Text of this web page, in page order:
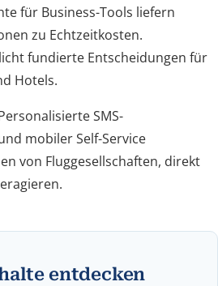
für Business-Tools liefern
zu Echtzeitkosten.
fundierte Entscheidungen für
Hotels.
SMS-
mobiler Self-Service
von Fluggesellschaften, direkt
entdecken